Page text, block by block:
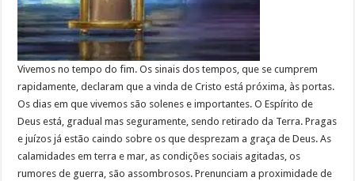
Vivemos no tempo do fim. Os sinais dos tempos, que se cumprem
rapidamente, declaram que a vinda de Cristo está próxima, às portas.
Os dias em que vivemos são solenes e importantes. O Espírito de
Deus está, gradual mas seguramente, sendo retirado da Terra. Pragas
e juízos já estão caindo sobre os que desprezam a graça de Deus. As
calamidades em terra e mar, as condições sociais agitadas, os
rumores de guerra, são assombrosos. Prenunciam a proximidade de